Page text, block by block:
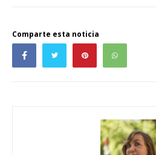
Comparte esta noticia